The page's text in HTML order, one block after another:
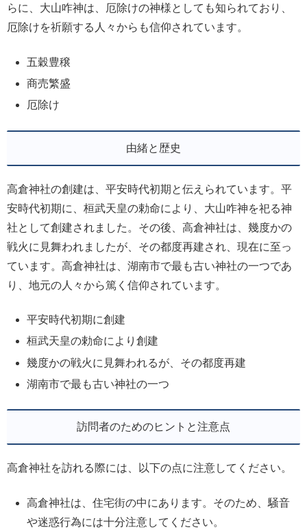
らに、大山咋神は、厄除けの神様としても知られており、
厄除けを祈願する人々からも信仰されています。
五穀豊穣
商売繁盛
厄除け
由緒と歴史
高倉神社の創建は、平安時代初期と伝えられています。平
安時代初期に、桓武天皇の勅命により、大山咋神を祀る神
社として創建されました。その後、高倉神社は、幾度かの
戦火に見舞われましたが、その都度再建され、現在に至っ
ています。高倉神社は、湖南市で最も古い神社の一つであ
り、地元の人々から篤く信仰されています。
平安時代初期に創建
桓武天皇の勅命により創建
幾度かの戦火に見舞われるが、その都度再建
湖南市で最も古い神社の一つ
訪問者のためのヒントと注意点
高倉神社を訪れる際には、以下の点に注意してください。
高倉神社は、住宅街の中にあります。そのため、騒音
や迷惑行為には十分注意してください。